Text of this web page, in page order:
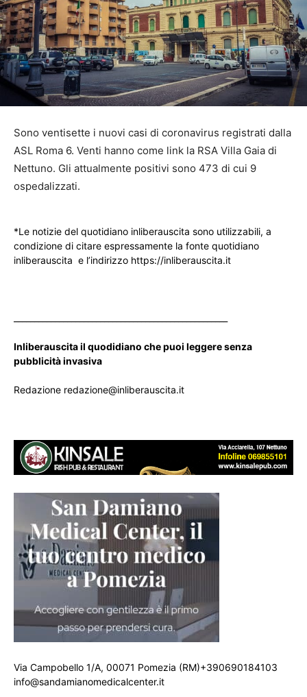
Sono ventisette i nuovi casi di coronavirus registrati dalla
ASL Roma 6. Venti hanno come link la RSA Villa Gaia di
Nettuno. Gli attualmente positivi sono 473 di cui 9
ospedalizzati.
*Le notizie del quotidiano inliberauscita sono utilizzabili, a
condizione di citare espressamente la fonte quotidiano
inliberauscita e l’indirizzo https://inliberauscita.it
Inliberauscita il quodidiano che puoi leggere senza
pubblicità invasiva
Redazione redazione@inliberauscita.it
Via Campobello 1/A, 00071 Pomezia (RM)+390690184103
info@sandamianomedicalcenter.it